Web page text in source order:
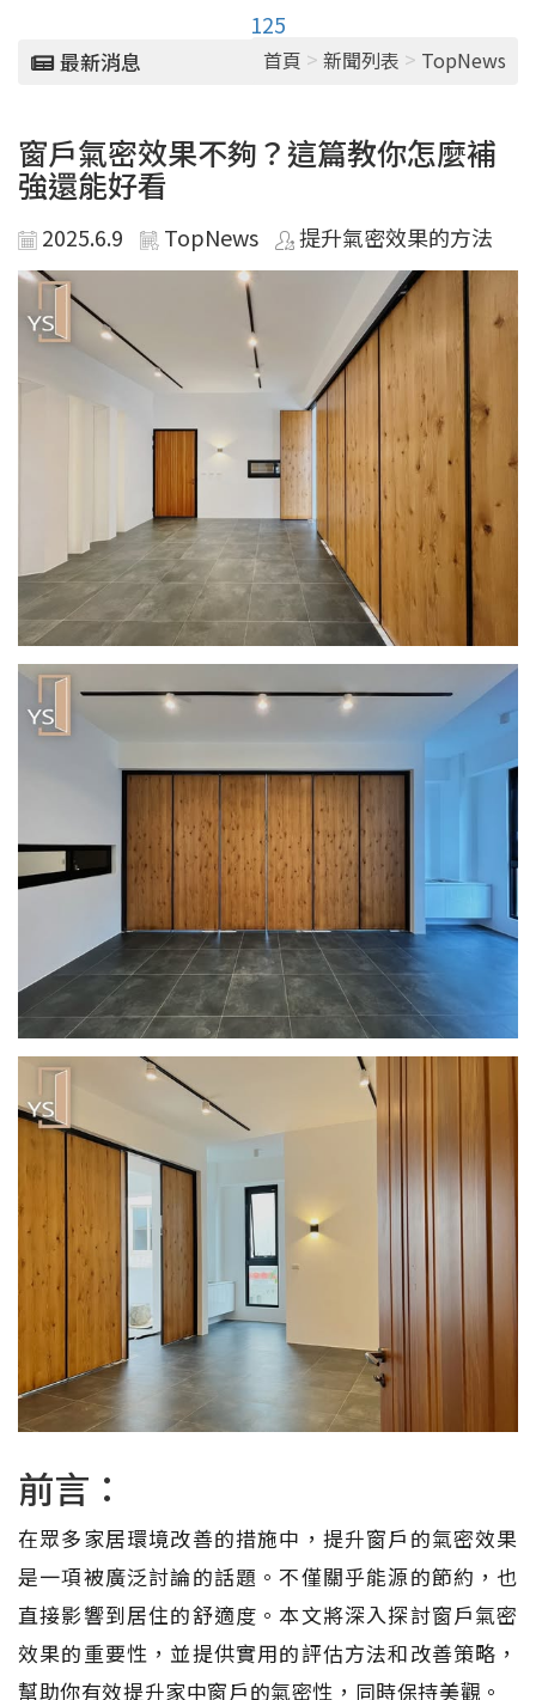
125
最新消息 首頁 > 新聞列表 > TopNews
窗戶氣密效果不夠？這篇教你怎麼補
強還能好看
2025.6.9 TopNews 提升氣密效果的方法
前言：
在眾多家居環境改善的措施中，提升窗戶的氣密效果
是一項被廣泛討論的話題。不僅關乎能源的節約，也
直接影響到居住的舒適度。本文將深入探討窗戶氣密
效果的重要性，並提供實用的評估方法和改善策略，
幫助你有效提升家中窗戶的氣密性，同時保持美觀。